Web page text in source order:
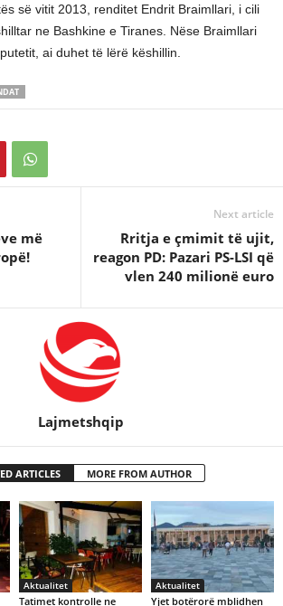
së vitit 2013, renditet Endrit Braimllari, i cili
ne Bashkine e Tiranes. Nëse Braimllari
ai duhet të lërë këshillin.
më
Next article
Rritja e çmimit të ujit,
reagon PD: Pazari PS-LSI që
vlen 240 milionë euro
Lajmetshqip
ARTICLES MORE FROM AUTHOR
Aktualitet
Tatimet kontrolle ne
Aktualitet
Yjet botërorë mblidhen